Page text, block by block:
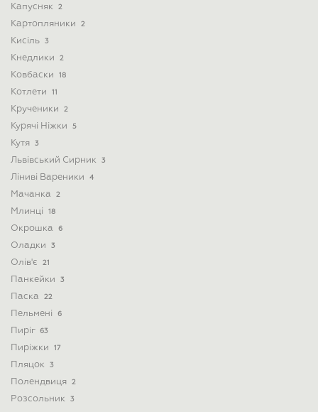
Капусняк 2
Картопляники 2
Кисіль 3
Кнедлики 2
Ковбаски 18
Котлети 11
Крученики 2
Курячі Ніжки 5
Кутя 3
Львівський Сирник 3
Ліниві Вареники 4
Мачанка 2
Млинці 18
Окрошка 6
Оладки 3
Олів'є 21
Панкейки 3
Паска 22
Пельмені 6
Пиріг 63
Пиріжки 17
Пляцок 3
Полендвиця 2
Розсольник 3